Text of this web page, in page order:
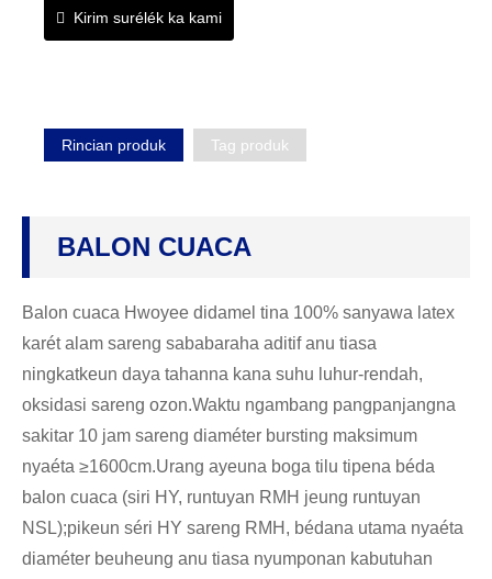
Kirim surélék ka kami
Rincian produk Tag produk
BALON CUACA
Balon cuaca Hwoyee didamel tina 100% sanyawa latex
karét alam sareng sababaraha aditif anu tiasa
ningkatkeun daya tahanna kana suhu luhur-rendah,
oksidasi sareng ozon.Waktu ngambang pangpanjangna
sakitar 10 jam sareng diaméter bursting maksimum
nyaéta ≥1600cm.Urang ayeuna boga tilu tipena béda
balon cuaca (siri HY, runtuyan RMH jeung runtuyan
NSL);pikeun séri HY sareng RMH, bédana utama nyaéta
diaméter beuheung anu tiasa nyumponan kabutuhan